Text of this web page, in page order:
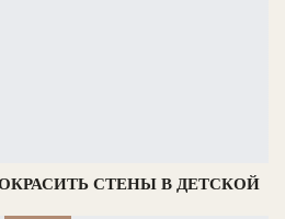
СТЕНЫ В ДЕТСКОЙ